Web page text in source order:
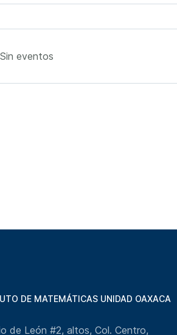
Sin eventos
DE MATEMÁTICAS UNIDAD OAXACA
de León #2, altos, Col. Centro,